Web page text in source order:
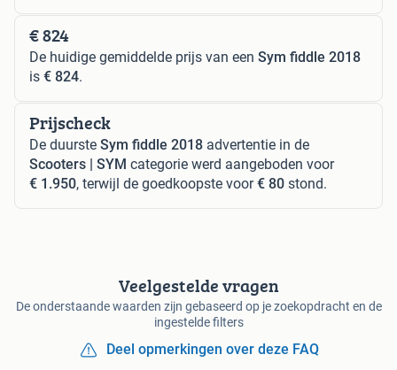
€ 824
De huidige gemiddelde prijs van een Sym fiddle 2018
is € 824.
Prijscheck
De duurste Sym fiddle 2018 advertentie in de
Scooters | SYM categorie werd aangeboden voor
€ 1.950, terwijl de goedkoopste voor€ 80 stond.
Veelgestelde vragen
De onderstaande waarden zijn gebaseerd op je zoekopdracht en de
ingestelde filters
Deel opmerkingen over deze FAQ